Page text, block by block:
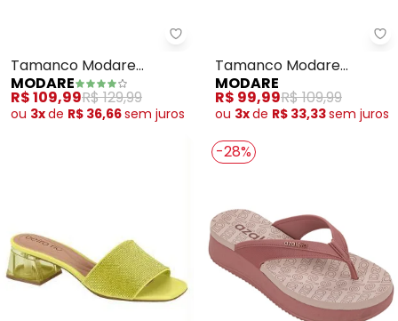
Modare - Tamanco Modare
Tamanco Modare
(Avelã)
MODARE
R$ 109,99R$ 129,99
ou 3xde R$ 36,66sem juros
Tamanco Modare
(Preto)
MODARE
R$ 99,99R$ 109,99
ou 3xde R$ 33,33sem juros
-28%